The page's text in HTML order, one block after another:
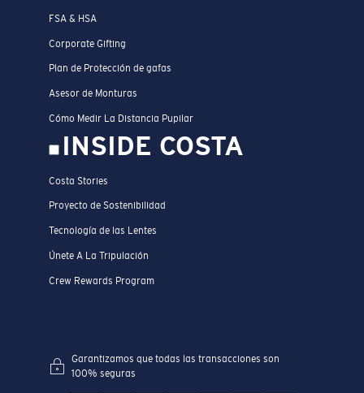
FSA & HSA
Corporate Gifting
Plan de Protección de gafas
Asesor de Monturas
Cómo Medir La Distancia Pupilar
INSIDE COSTA
Costa Stories
Proyecto de Sostenibilidad
Tecnología de las Lentes
Únete A La Tripulación
Crew Rewards Program
Garantizamos que todas las transacciones son
100% seguras